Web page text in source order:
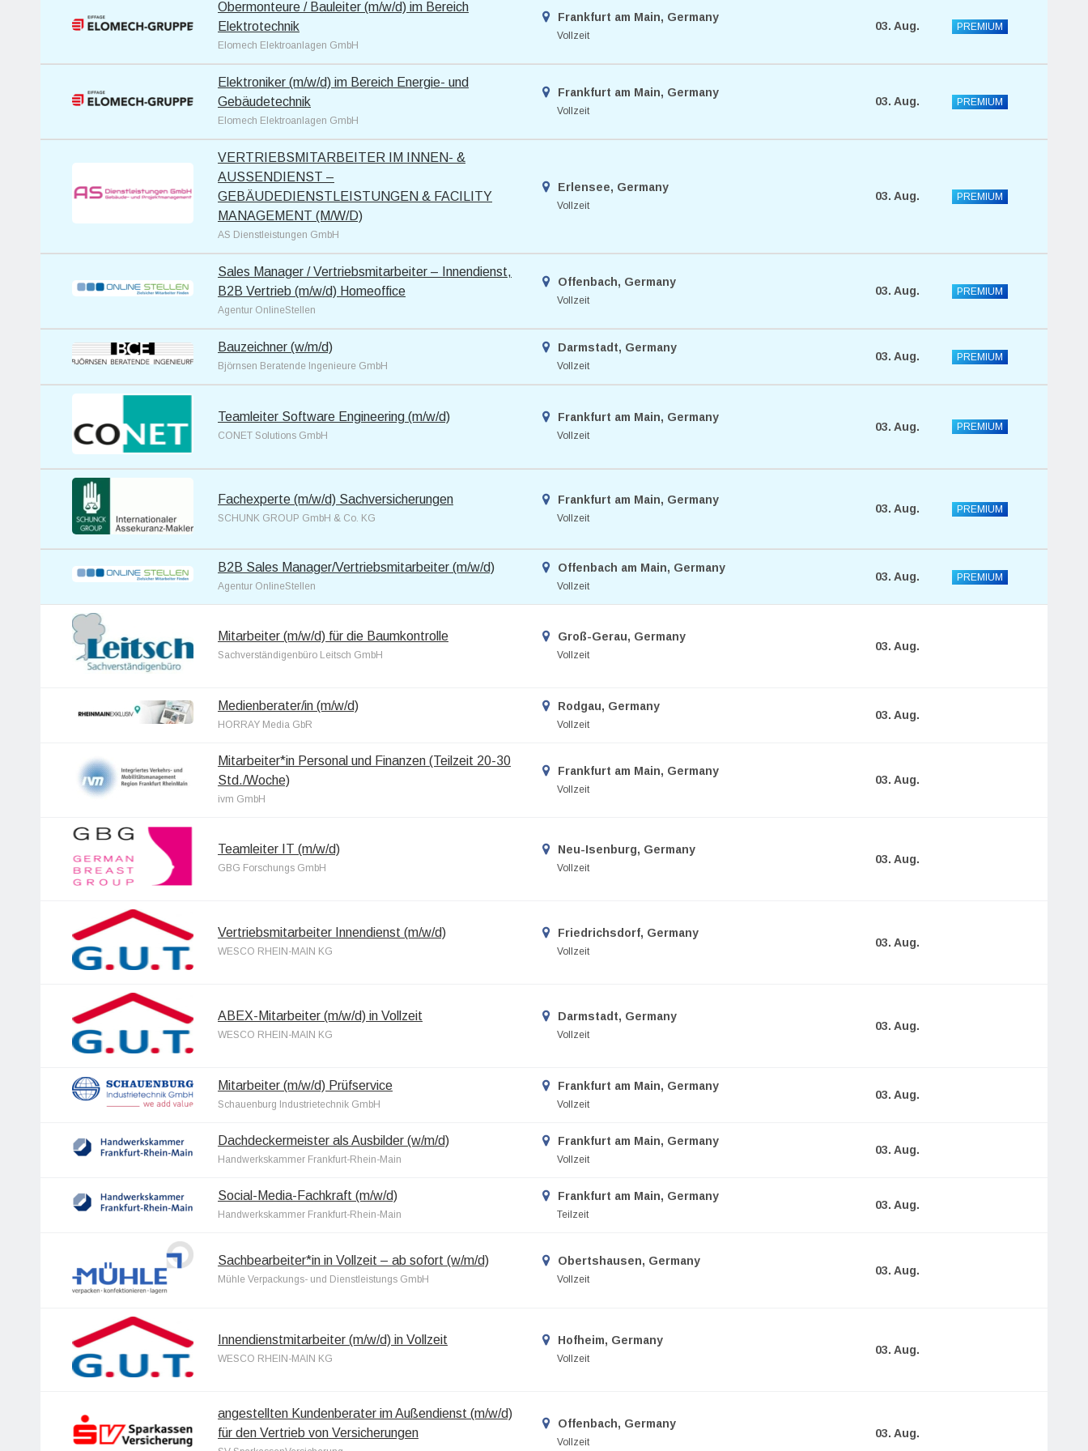
Obermonteure / Bauleiter (m/w/d) im Bereich
Elektrotechnik
Elomech Elektroanlagen GmbH
Frankfurt am Main, Germany
Vollzeit
03. Aug. PREMIUM
Elektroniker (m/w/d) im Bereich Energie- und
Gebäudetechnik
Elomech Elektroanlagen GmbH
Frankfurt am Main, Germany
Vollzeit
03. Aug. PREMIUM
VERTRIEBSMITARBEITER IM INNEN- &
AUSSENDIENST –
GEBÄUDEDIENSTLEISTUNGEN & FACILITY
MANAGEMENT (M/W/D)
AS Dienstleistungen GmbH
Erlensee, Germany
Vollzeit
03. Aug. PREMIUM
Sales Manager / Vertriebsmitarbeiter – Innendienst,
B2B Vertrieb (m/w/d) Homeoffice
Agentur OnlineStellen
Offenbach, Germany
Vollzeit
03. Aug. PREMIUM
Bauzeichner (w/m/d)
Björnsen Beratende Ingenieure GmbH
Darmstadt, Germany
Vollzeit
03. Aug. PREMIUM
Teamleiter Software Engineering (m/w/d)
CONET Solutions GmbH
Frankfurt am Main, Germany
Vollzeit
03. Aug. PREMIUM
Fachexperte (m/w/d) Sachversicherungen
SCHUNK GROUP GmbH & Co. KG
Frankfurt am Main, Germany
Vollzeit
03. Aug. PREMIUM
B2B Sales Manager/Vertriebsmitarbeiter (m/w/d)
Agentur OnlineStellen
Offenbach am Main, Germany
Vollzeit
03. Aug. PREMIUM
Mitarbeiter (m/w/d) für die Baumkontrolle
Sachverständigenbüro Leitsch GmbH
Groß-Gerau, Germany
Vollzeit
03. Aug.
Medienberater/in (m/w/d)
HORRAY Media GbR
Rodgau, Germany
Vollzeit
03. Aug.
Mitarbeiter*in Personal und Finanzen (Teilzeit 20-30
Std./Woche)
ivm GmbH
Frankfurt am Main, Germany
Vollzeit
03. Aug.
Teamleiter IT (m/w/d)
GBG Forschungs GmbH
Neu-Isenburg, Germany
Vollzeit
03. Aug.
Vertriebsmitarbeiter Innendienst (m/w/d)
WESCO RHEIN-MAIN KG
Friedrichsdorf, Germany
Vollzeit
03. Aug.
ABEX-Mitarbeiter (m/w/d) in Vollzeit
WESCO RHEIN-MAIN KG
Darmstadt, Germany
Vollzeit
03. Aug.
Mitarbeiter (m/w/d) Prüfservice
Schauenburg Industrietechnik GmbH
Frankfurt am Main, Germany
Vollzeit
03. Aug.
Dachdeckermeister als Ausbilder (w/m/d)
Handwerkskammer Frankfurt-Rhein-Main
Frankfurt am Main, Germany
Vollzeit
03. Aug.
Social-Media-Fachkraft (m/w/d)
Handwerkskammer Frankfurt-Rhein-Main
Frankfurt am Main, Germany
Teilzeit
03. Aug.
Sachbearbeiter*in in Vollzeit – ab sofort (w/m/d)
Mühle Verpackungs- und Dienstleistungs GmbH
Obertshausen, Germany
Vollzeit
03. Aug.
Innendienstmitarbeiter (m/w/d) in Vollzeit
WESCO RHEIN-MAIN KG
Hofheim, Germany
Vollzeit
03. Aug.
angestellten Kundenberater im Außendienst (m/w/d)
für den Vertrieb von Versicherungen
Offenbach, Germany
Vollzeit
03. Aug.